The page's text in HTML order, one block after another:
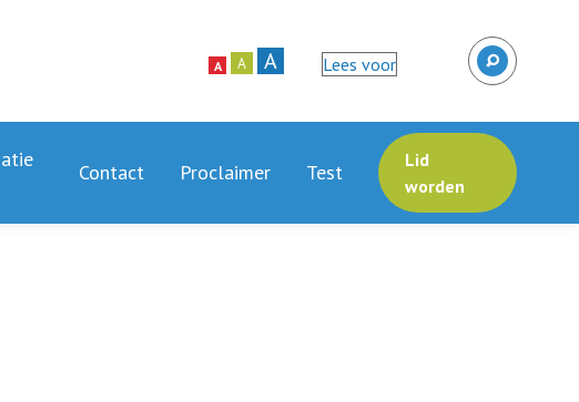
A A A Lees voor
Contact Proclaimer Test
Lid
worden